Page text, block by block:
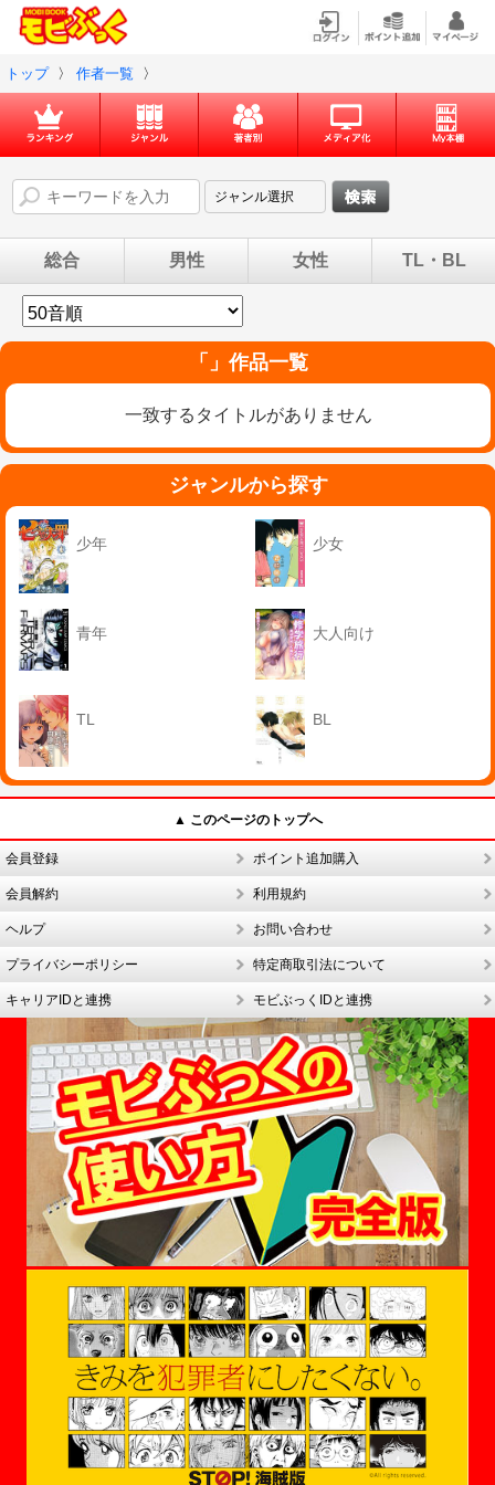
トップ 〉 作者一覧 〉
総合 男性 女性 TL・BL
「」作品一覧
一致するタイトルがありません
ジャンルから探す
少年 少女
青年 大人向け
TL BL
▲ このページのトップへ
会員登録 ポイント追加購入
会員解約 利用規約
ヘルプ お問い合わせ
プライバシーポリシー 特定商取引法について
キャリアIDと連携 モビぶっくIDと連携